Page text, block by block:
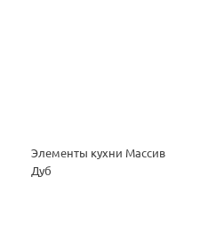
Элементы кухни Массив
Дуб